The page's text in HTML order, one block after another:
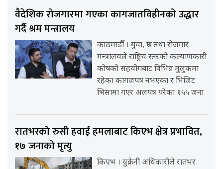
वैदेशिक रोजगारमा गएका कागजातविहीनको उद्धार
गर्दै श्रम मन्त्रालय
काठमाडौँ । युवा, श्रम तथा रोजगार
मन्त्रालयले राष्ट्रिय स्तरको कल्याणकारी
कोषको सहयोगबाट विभिन्न मुलुकमा
रहेका कागजपत्र नभएका र भिजिट
भिसामा गएर अलपत्र परेका १५५ जना
रातभरको रुसी हवाई हमलाबाट किएभ क्षेत्र प्रभावित,
१७ जनाको मृत्यु
किएभ । युक्रेनी अधिकारीले रातभर